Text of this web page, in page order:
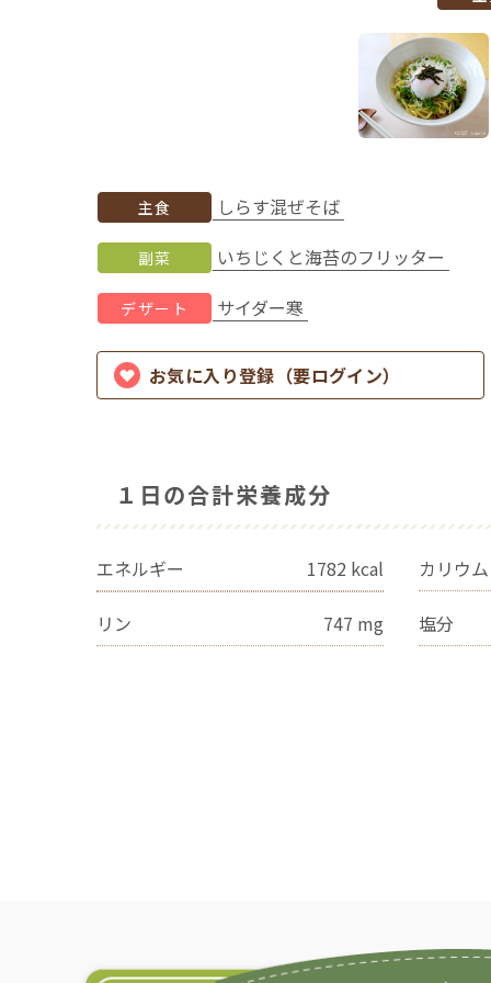
主食 しらす混ぜそば
副菜 いちじくと海苔のフリッター
デザート サイダー寒
お気に入り登録（要ログイン）
１日の合計栄養成分
エネルギー 1782 kcal カリウム
リン 747 mg 塩分